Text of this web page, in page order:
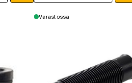
Varastossa